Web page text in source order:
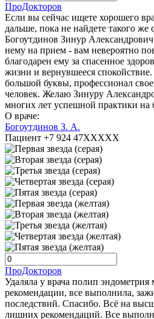
ПроДокторов
Если вы сейчас ищете хорошего
дальше, пока не найдете такого же
Богоутдинов Зинур
нему на прием - вам невероятно
благодарен ему за спасенное
жизни и вернувшееся
большой буквы, профессионал
человек. Желаю Зинуру
многих лет успешной практики на
О враче:
Богоутдинов З. А.
Пациент +7 924 47XXXXX
ПроДокторов
Удаляла у врача полип эндометрия
рекомендации, все выполнила,
последствий. Спасибо. Всё на
лишних рекомендаций. Все